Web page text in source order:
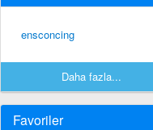
ensconcing
Daha fazla...
Favoriler